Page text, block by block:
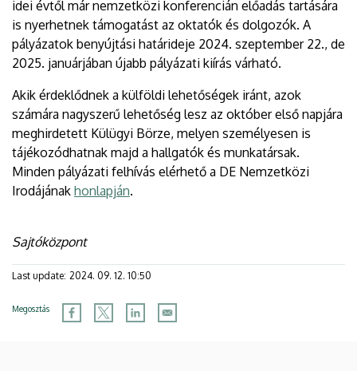
idei évtől már nemzetközi konferencián előadás tartására
is nyerhetnek támogatást az oktatók és dolgozók. A
pályázatok benyújtási határideje 2024. szeptember 22., de
2025. januárjában újabb pályázati kiírás várható.
Akik érdeklődnek a külföldi lehetőségek iránt, azok
számára nagyszerű lehetőség lesz az október első napjára
meghirdetett Külügyi Börze, melyen személyesen is
tájékozódhatnak majd a hallgatók és munkatársak.
Minden pályázati felhívás elérhető a DE Nemzetközi
Irodájának honlapján.
Sajtóközpont
Last update: 2024. 09. 12. 10:50
Megosztás